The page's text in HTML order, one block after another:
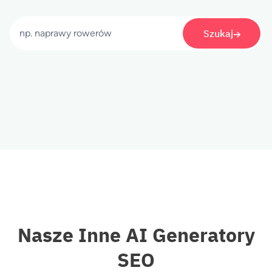
Szukaj
Nasze Inne AI Generatory
SEO